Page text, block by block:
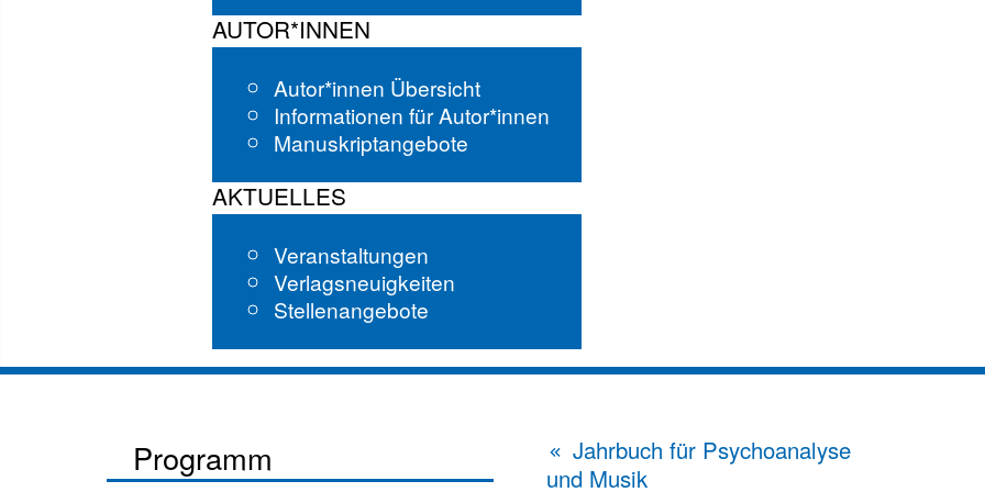
AUTOR*INNEN
Autor*innen Übersicht
Informationen für Autor*innen
Manuskriptangebote
AKTUELLES
Veranstaltungen
Verlagsneuigkeiten
Stellenangebote
Programm
Jahrbuch für Psychoanalyse
und Musik